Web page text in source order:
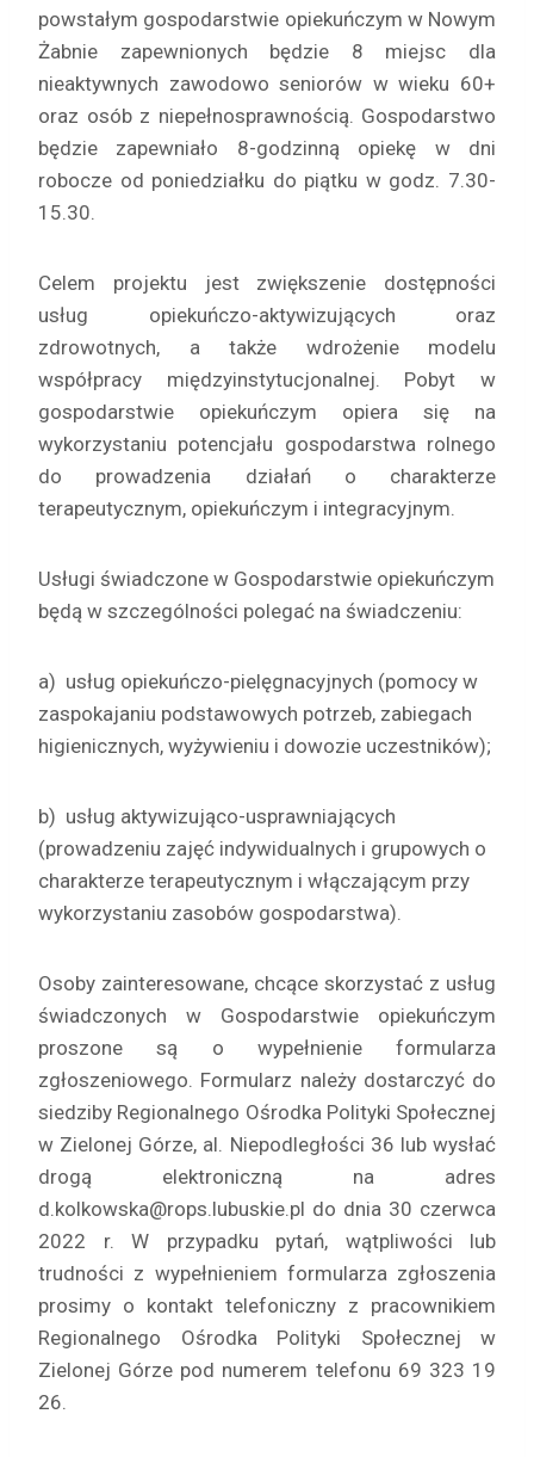
powstałym gospodarstwie opiekuńczym w Nowym
Żabnie zapewnionych będzie 8 miejsc dla
nieaktywnych zawodowo seniorów w wieku 60+
oraz osób z niepełnosprawnością. Gospodarstwo
będzie zapewniało 8-godzinną opiekę w dni
robocze od poniedziałku do piątku w godz. 7.30-
15.30.
Celem projektu jest zwiększenie dostępności
usług opiekuńczo-aktywizujących oraz
zdrowotnych, a także wdrożenie modelu
współpracy międzyinstytucjonalnej. Pobyt w
gospodarstwie opiekuńczym opiera się na
wykorzystaniu potencjału gospodarstwa rolnego
do prowadzenia działań o charakterze
terapeutycznym, opiekuńczym i integracyjnym.
Usługi świadczone w Gospodarstwie opiekuńczym
będą w szczególności polegać na świadczeniu:
a) usług opiekuńczo-pielęgnacyjnych (pomocy w
zaspokajaniu podstawowych potrzeb, zabiegach
higienicznych, wyżywieniu i dowozie uczestników);
b) usług aktywizująco-usprawniających
(prowadzeniu zajęć indywidualnych i grupowych o
charakterze terapeutycznym i włączającym przy
wykorzystaniu zasobów gospodarstwa).
Osoby zainteresowane, chcące skorzystać z usług
świadczonych w Gospodarstwie opiekuńczym
proszone są o wypełnienie formularza
zgłoszeniowego. Formularz należy dostarczyć do
siedziby Regionalnego Ośrodka Polityki Społecznej
w Zielonej Górze, al. Niepodległości 36 lub wysłać
drogą elektroniczną na adres
d.kolkowska@rops.lubuskie.pl do dnia 30 czerwca
2022 r. W przypadku pytań, wątpliwości lub
trudności z wypełnieniem formularza zgłoszenia
prosimy o kontakt telefoniczny z pracownikiem
Regionalnego Ośrodka Polityki Społecznej w
Zielonej Górze pod numerem telefonu 69 323 19
26.